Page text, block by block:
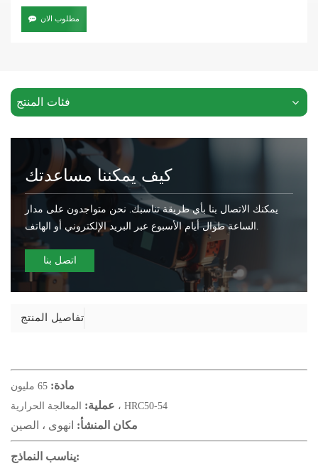
مطلوب الان
فئات المنتج
كيف يمكننا مساعدتك
يمكنك الاتصال بنا بأي طريقة تناسبك. نحن متواجدون على مدار
الساعة طوال أيام الأسبوع عبر البريد الإلكتروني أو الهاتف.
اتصل بنا
تفاصيل المنتج
مادة: 65 مليون
عملية: المعالجة الحرارية ، HRC50-54
مكان المنشأ: انهوى ، الصين
يناسب النماذج: